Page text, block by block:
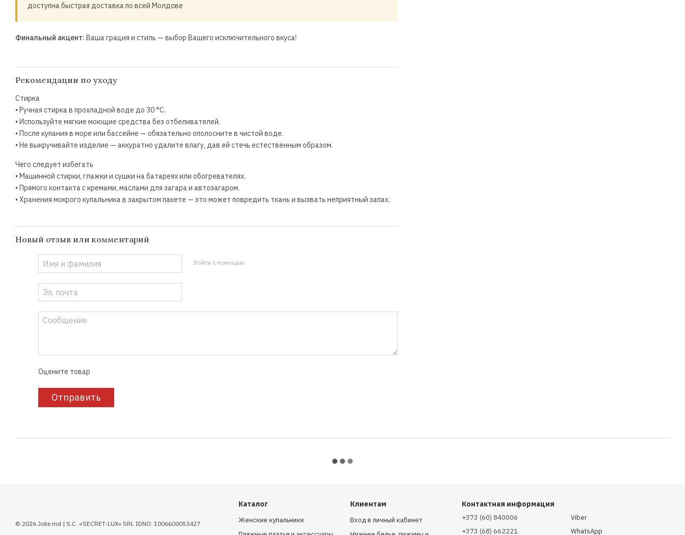
доступна быстрая доставка по всей Молдове
Финальный акцент: Ваша грация и стиль — выбор Вашего исключительного вкуса!
Рекомендации по уходу
Стирка
• Ручная стирка в прохладной воде до 30 °C.
• Используйте мягкие моющие средства без отбеливателей.
• После купания в море или бассейне — обязательно ополосните в чистой воде.
• Не выкручивайте изделие — аккуратно удалите влагу, дав ей стечь естественным образом.
Чего следует избегать
• Машинной стирки, глажки и сушки на батареях или обогревателях.
• Прямого контакта с кремами, маслами для загара и автозагаром.
• Хранения мокрого купальника в закрытом пакете — это может повредить ткань и вызвать неприятный запах.
Новый отзыв или комментарий
Войти с помощью
Оцените товар
Отправить
© 2026 Jolie.md | S.C. «SECRET-LUX» SRL IDNO: 1006600053427
Каталог
Женские купальники
Клиентам
Вход в личный кабинет
Контактная информация
+373 (60) 840006
+373 (68) 662221
Viber
WhatsApp